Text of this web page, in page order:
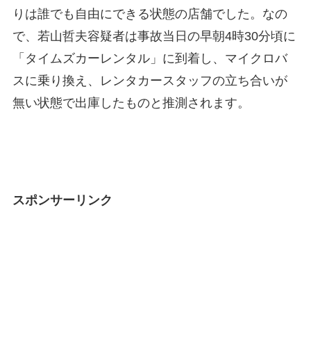
りは誰でも自由にできる状態の店舗でした。なの
で、若山哲夫容疑者は事故当日の早朝4時30分頃に
「タイムズカーレンタル」に到着し、マイクロバ
スに乗り換え、レンタカースタッフの立ち合いが
無い状態で出庫したものと推測されます。
スポンサーリンク